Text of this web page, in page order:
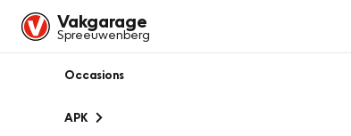
Vakgarage
Spreeuwenberg
Occasions
APK